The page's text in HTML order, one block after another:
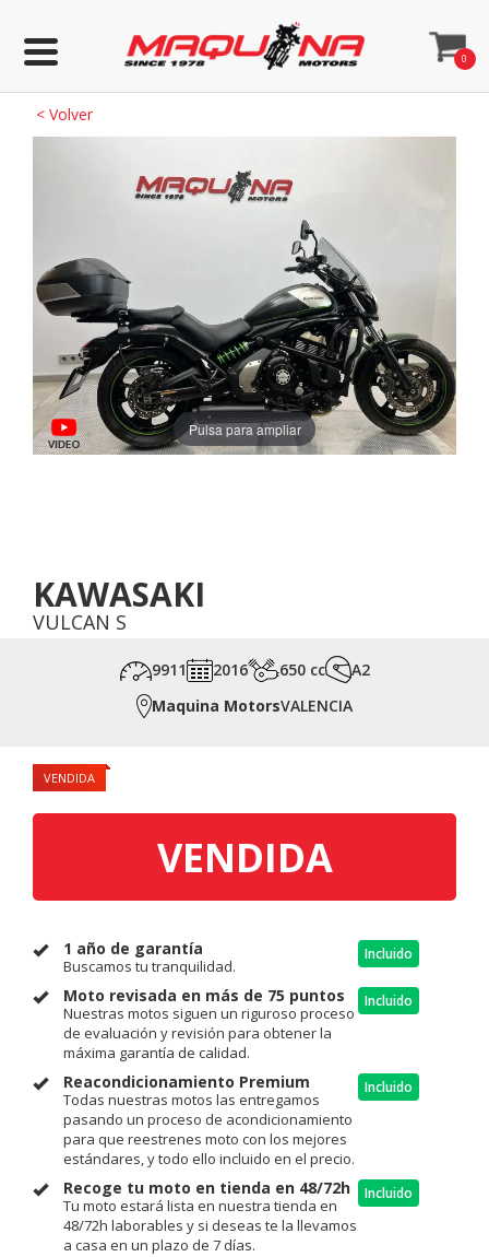
0
< Volver
Pulsa para ampliar
KAWASAKI
VULCAN S
9911 2016 650 cc
A2
Maquina MotorsVALENCIA
VENDIDA
VENDIDA
1 año de garantía
Buscamos tu tranquilidad.
Incluido
Moto revisada en más de 75 puntos
Nuestras motos siguen un riguroso proceso
de evaluación y revisión para obtener la
máxima garantía de calidad.
Incluido
Reacondicionamiento Premium
Todas nuestras motos las entregamos
pasando un proceso de acondicionamiento
para que reestrenes moto con los mejores
estándares, y todo ello incluido en el precio.
Incluido
Recoge tu moto en tienda en 48/72h
Tu moto estará lista en nuestra tienda en
48/72h laborables y si deseas te la llevamos
a casa en un plazo de 7 días.
Incluido